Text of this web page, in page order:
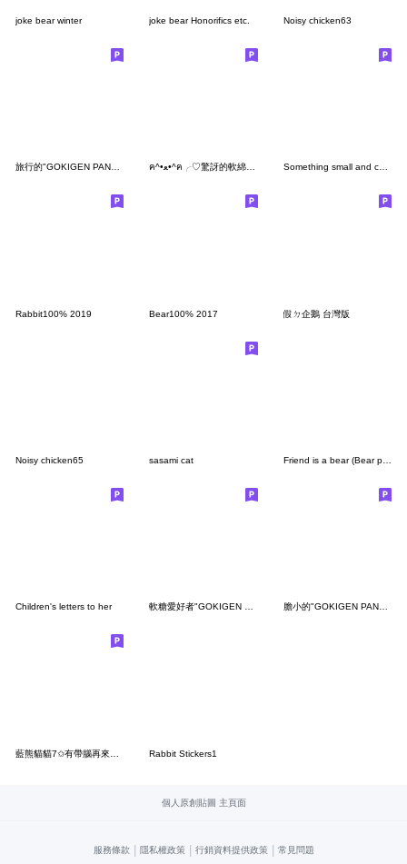
joke bear winter joke bear Honorifics etc. Noisy chicken63
旅行的"GOKIGEN PANDA" 台灣版 ฅ^•ﻌ•^ฅ╭♡驚訝的軟綿綿熊熊貓 Something small and cute2
Rabbit100% 2019 Bear100% 2017 假ㄉ企鵝 台灣版
Noisy chicken65 sasami cat Friend is a bear (Bear painting)6
Children's letters to her 軟糖愛好者"GOKIGEN PANDA" 台灣版 膽小的"GOKIGEN PANDA" 台灣版
Rabbit Stickers1
個人原創貼圖 主頁面
服務條款 | 隱私權政策 | 行銷資料提供政策 | 常見問題